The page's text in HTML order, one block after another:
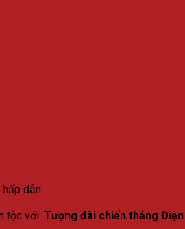
dẫn.
tộc với:Tượng đài chiến thắng